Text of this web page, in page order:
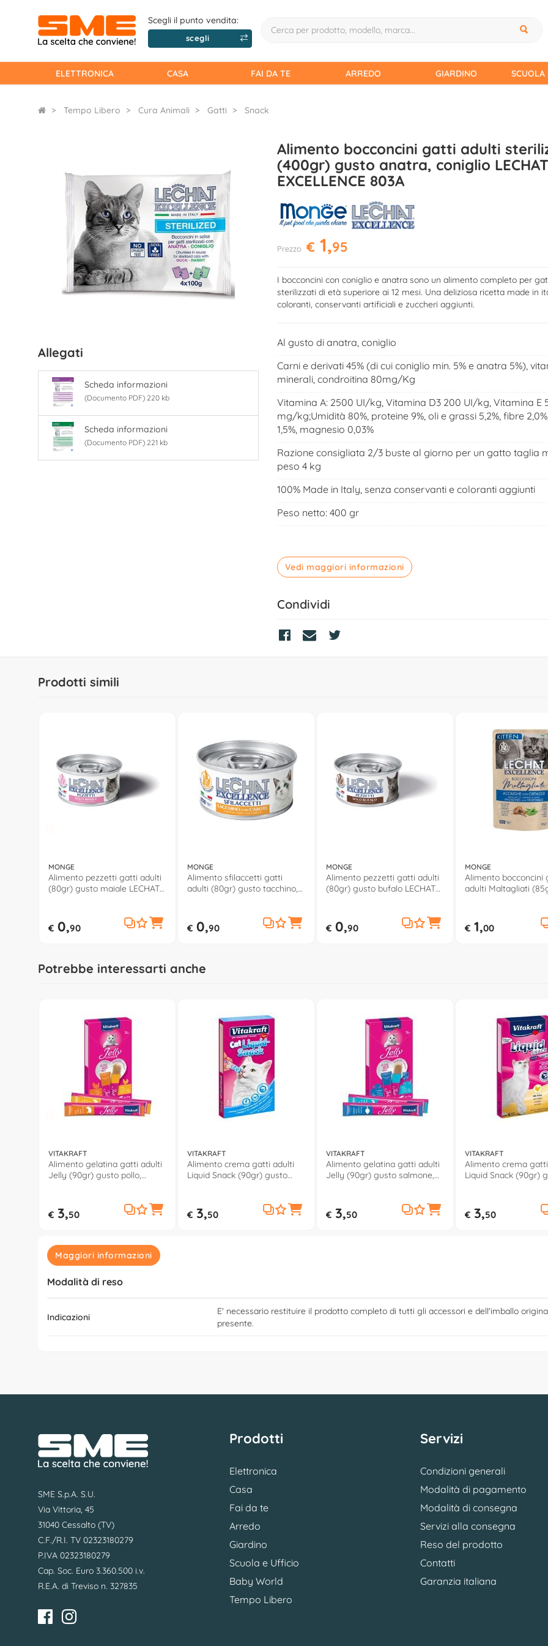
Scegli il punto vendita:
scegli
ELETTRONICA CASA FAI DA TE ARREDO GIARDINO SCUOLA
Tempo Libero Cura Animali Gatti Snack
Allegati
Scheda informazioni
(Documento PDF) 220 kb
Scheda informazioni
(Documento PDF) 221 kb
Alimento bocconcini gatti adulti
(400gr) gusto anatra, coniglio LECHAT
EXCELLENCE 803A
Prezzo € 1,95
I bocconcini con coniglio e anatra sono un alimento completo per
sterilizzati di età superiore ai 12 mesi. Una deliziosa ricetta made in
coloranti, conservanti artificiali e zuccheri aggiunti.
Al gusto di anatra, coniglio
Carni e derivati 45% (di cui coniglio min. 5% e anatra 5%),
minerali, condroitina 80mg/Kg
Vitamina A: 2500 UI/kg, Vitamina D3 200 UI/kg, Vitamina E
mg/kg;Umidità 80%, proteine 9%, oli e grassi 5,2%, fibre
1,5%, magnesio 0,03%
Razione consigliata 2/3 buste al giorno per un gatto taglia
peso 4 kg
100% Made in Italy, senza conservanti e coloranti aggiunti
Peso netto: 400 gr
Vedi maggiori informazioni
Condividi
Prodotti simili
MONGE
Alimento pezzetti gatti adulti
(80gr) gusto maiale LECHAT
€ 0,90
MONGE
Alimento sfilaccetti gatti
adulti (80gr) gusto tacchino,
€ 0,90
MONGE
Alimento pezzetti gatti adulti
(80gr) gusto bufalo LECHAT
€ 0,90
MONGE
Alimento bocconcini
adulti Maltagliati
€ 1,00
Potrebbe interessarti anche
VITAKRAFT
Alimento gelatina gatti adulti
Jelly (90gr) gusto pollo,
€ 3,50
VITAKRAFT
Alimento crema gatti adulti
Liquid Snack (90gr) gusto
€ 3,50
VITAKRAFT
Alimento gelatina gatti adulti
Jelly (90gr) gusto salmone,
€ 3,50
VITAKRAFT
Alimento crema
Liquid Snack (90gr)
€ 3,50
Maggiori informazioni
Modalità di reso
Indicazioni
E' necessario restituire il prodotto completo di tutti gli accessori e dell'imballo
presente.
SME S.p.A. S.U.
Via Vittoria, 45
31040 Cessalto (TV)
C.F./R.I. TV 02323180279
P.IVA 02323180279
Cap. Soc. Euro 3.360.500 i.v.
R.E.A. di Treviso n. 327835
Prodotti
Elettronica
Casa
Fai da te
Arredo
Giardino
Scuola e Ufficio
Baby World
Tempo Libero
Servizi
Condizioni generali
Modalità di pagamento
Modalità di consegna
Servizi alla consegna
Reso del prodotto
Contatti
Garanzia italiana